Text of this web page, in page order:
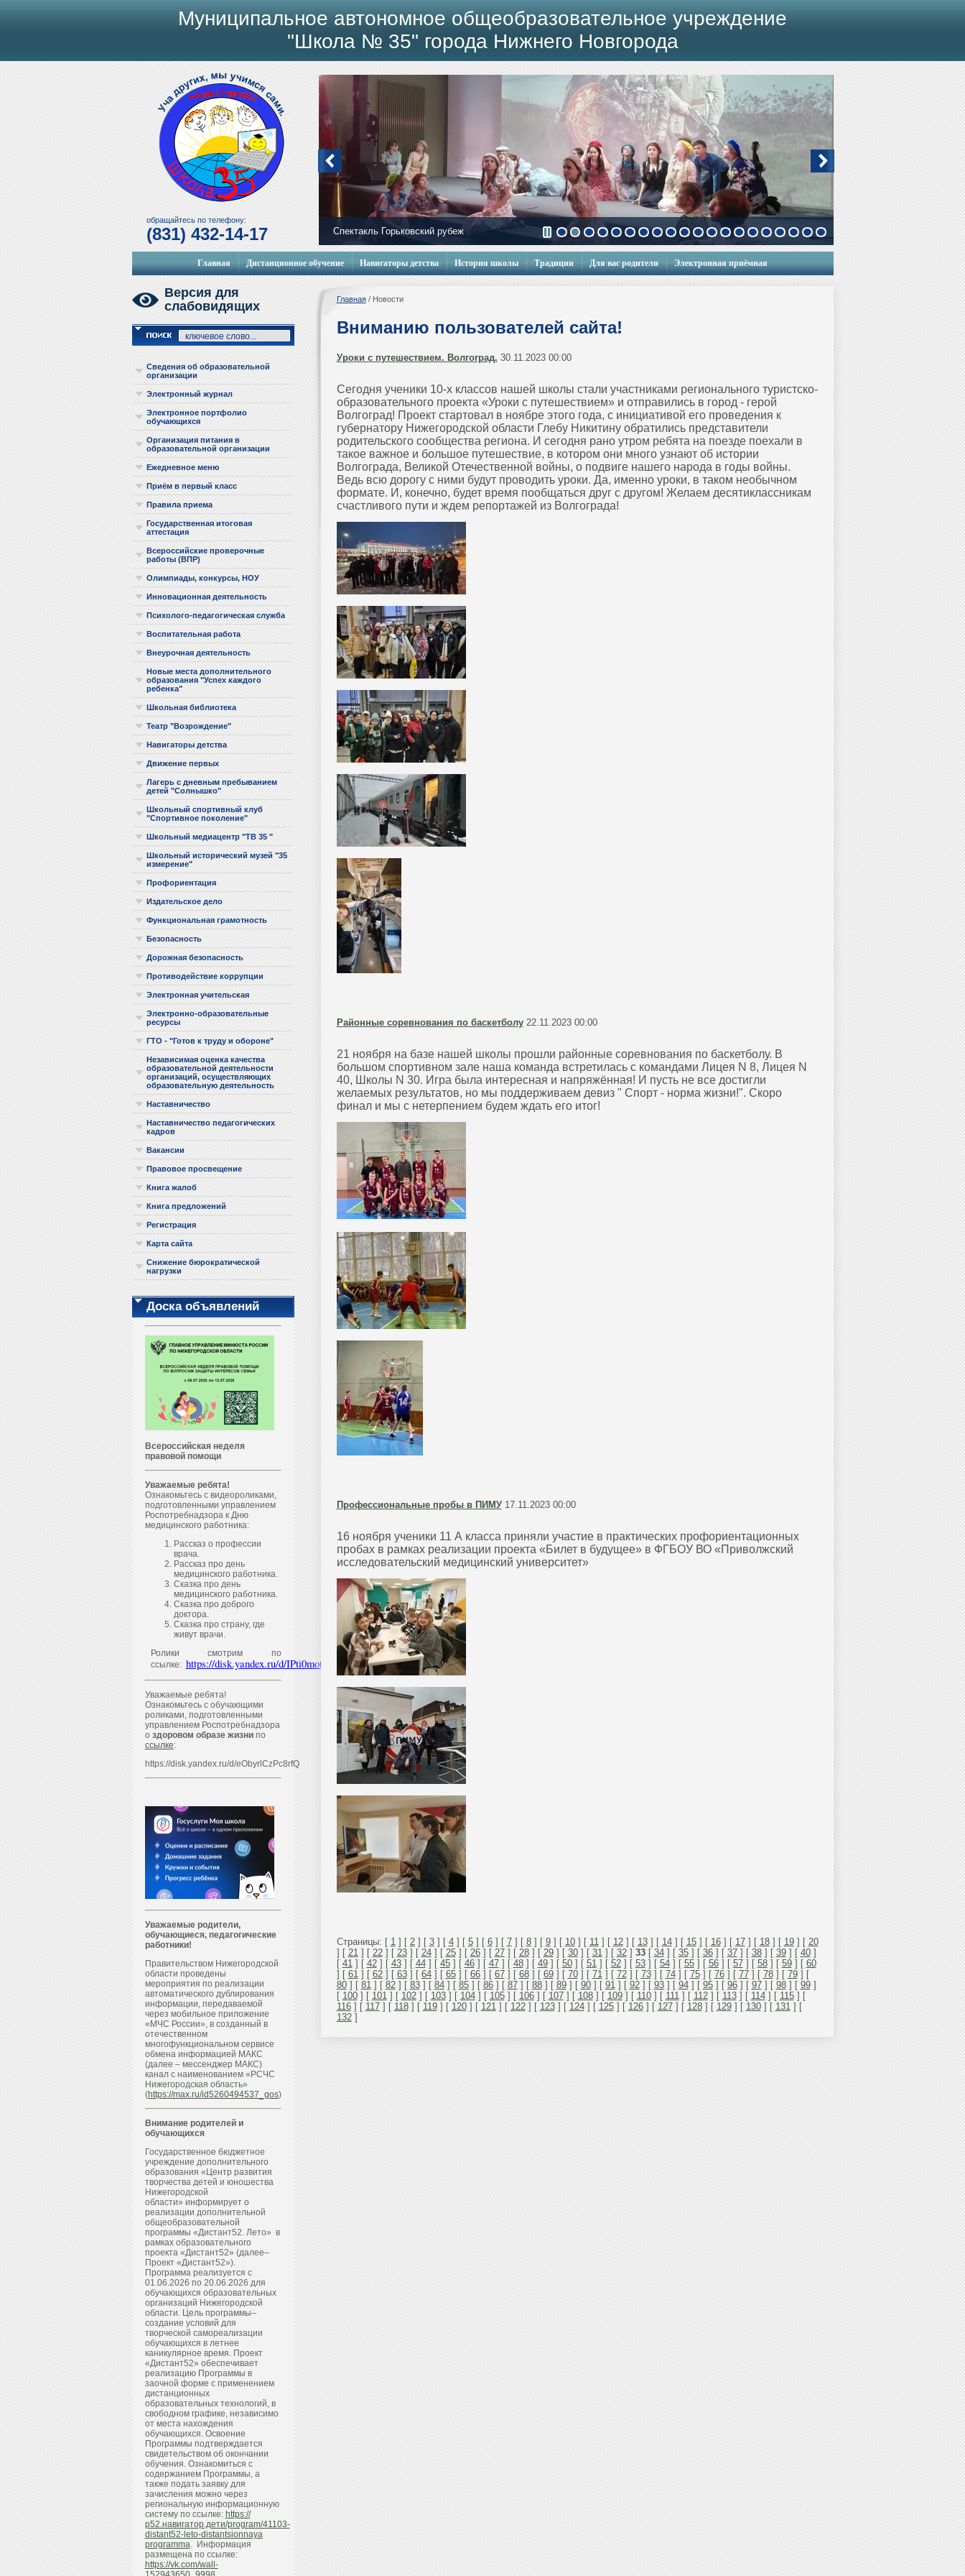
Спектакль Горьковский рубеж
обращайтесь по телефону:
(831) 432-14-17
Муниципальное автономное общеобразовательное учреждение
"Школа № 35" города Нижнего Новгорода
Главная Дистанционное обучение Навигаторы детства История школы Традиции Для вас родители Электронная приёмная
Версия для
слабовидящих
Сведения об образовательной
организации
Электронный журнал
Электронное портфолио
обучающихся
Организация питания в
образовательной организации
Ежедневное меню
Приём в первый класс
Правила приема
Государственная итоговая
аттестация
Всероссийские проверочные
работы (ВПР)
Олимпиады, конкурсы, НОУ
Инновационная деятельность
Психолого-педагогическая служба
Воспитательная работа
Внеурочная деятельность
Новые места дополнительного
образования "Успех каждого
ребенка"
Школьная библиотека
Театр "Возрождение"
Навигаторы детства
Движение первых
Лагерь с дневным пребыванием
детей "Солнышко"
Школьный спортивный клуб
"Спортивное поколение"
Школьный медиацентр "ТВ 35 "
Школьный исторический музей "35
измерение"
Профориентация
Издательское дело
Функциональная грамотность
Безопасность
Дорожная безопасность
Противодействие коррупции
Электронная учительская
Электронно-образовательные
ресурсы
ГТО - "Готов к труду и обороне"
Независимая оценка качества
образовательной деятельности
организаций, осуществляющих
образовательную деятельность
Наставничество
Наставничество педагогических
кадров
Вакансии
Правовое просвещение
Книга жалоб
Книга предложений
Регистрация
Карта сайта
Снижение бюрократической
нагрузки
Доска объявлений
Всероссийская неделя
правовой помощи
Уважаемые ребята!
Ознакомьтесь с видеороликами,
подготовленными управлением
Роспотребнадзора к Дню
медицинского работника:
Рассказ о профессии
врача.
Рассказ про день
медицинского работника.
Сказка про день
медицинского работника.
Сказка про доброго
доктора.
Сказка про страну, где
живут врачи.
Ролики смотрим по
ссылке: https://disk.yandex.ru/d/IPti0motQ4QhYQ
Уважаемые ребята!
Ознакомьтесь с обучающими
роликами, подготовленными
управлением Роспотребнадзора
о здоровом образе жизнипо
ссылке:
https://disk.yandex.ru/d/eObyrlCzPc8rfQ
Уважаемые родители,
обучающиеся, педагогические
работники!
Правительством Нижегородской
области проведены
мероприятия по реализации
автоматического дублирования
информации, передаваемой
через мобильное приложение
«МЧС России», в созданный в
отечественном
многофункциональном сервисе
обмена информацией МАКС
(далее – мессенджер МАКС)
канал с наименованием «РСЧС
Нижегородская область»
(https://max.ru/id5260494537_gos)
Внимание родителей и
обучающихся
Государственное бюджетное
учреждение дополнительного
образования «Центр развития
творчества детей и юношества
Нижегородской
области» информирует о
реализации дополнительной
общеобразовательной
программы «Дистант52. Лето» в
рамках образовательного
проекта «Дистант52» (далее–
Проект «Дистант52»).
Программа реализуется с
01.06.2026 по 20.06.2026 для
обучающихся образовательных
организаций Нижегородской
области. Цель программы–
создание условий для
творческой самореализации
обучающихся в летнее
каникулярное время. Проект
«Дистант52» обеспечивает
реализацию Программы в
заочной форме с применением
дистанционных
образовательных технологий, в
свободном графике, независимо
от места нахождения
обучающихся. Освоение
Программы подтверждается
свидетельством об окончании
обучения. Ознакомиться с
содержанием Программы, а
также подать заявку для
зачисления можно через
региональную информационную
систему по ссылке: https://
р52.навигатор.дети/program/41103-
distant52-leto-distantsionnaya
programma. Информация
размещена по ссылке:
https://vk.com/wall-
Главная/ Новости
Вниманию пользователей сайта!
Уроки с путешествием. Волгоград. 30.11.2023 00:00
Сегодня ученики 10-х классов нашей школы стали участниками регионального туристско-
образовательного проекта «Уроки с путешествием» и отправились в город - герой
Волгоград! Проект стартовал в ноябре этого года, с инициативой его проведения к
губернатору Нижегородской области Глебу Никитину обратились представители
родительского сообщества региона. И сегодня рано утром ребята на поезде поехали в
такое важное и большое путешествие, в котором они много узнают об истории
Волгограда, Великой Отечественной войны, о подвиге нашего народа в годы войны.
Ведь всю дорогу с ними будут проводить уроки. Да, именно уроки, в таком необычном
формате. И, конечно, будет время пообщаться друг с другом! Желаем десятиклассникам
счастливого пути и ждем репортажей из Волгограда!
Районные соревнования по баскетболу22.11.2023 00:00
21 ноября на базе нашей школы прошли районные соревнования по баскетболу. В
большом спортивном зале наша команда встретилась с командами Лицея N 8, Лицея N
40, Школы N 30. Игра была интересная и напряжённая! И пусть не все достигли
желаемых результатов, но мы поддерживаем девиз " Спорт - норма жизни!". Скоро
финал и мы с нетерпением будем ждать его итог!
Профессиональные пробы в ПИМУ17.11.2023 00:00
16 ноября ученики 11 А класса приняли участие в практических профориентационных
пробах в рамках реализации проекта «Билет в будущее» в ФГБОУ ВО «Приволжский
исследовательский медицинский университет»
Страницы: [ 1 ] [ 2] [ 3] [ 4] [ 5] [ 6] [ 7] [ 8] [ 9] [ 10] [ 11 ] [ 12] [ 13] [ 14] [ 15] [ 16] [ 17] [ 18] [ 19] [ 20
] [ 21 ] [ 22] [ 23] [ 24] [ 25] [ 26] [ 27] [ 28] [ 29] [ 30] [ 31 ] [ 32] 33[ 34] [ 35] [ 36] [ 37] [ 38] [ 39] [ 40]
[ 41 ] [ 42] [ 43] [ 44] [ 45] [ 46] [ 47] [ 48] [ 49] [ 50] [ 51 ] [ 52] [ 53] [ 54] [ 55] [ 56] [ 57] [ 58] [ 59] [ 60
] [ 61 ] [ 62] [ 63] [ 64] [ 65] [ 66] [ 67] [ 68] [ 69] [ 70] [ 71 ] [ 72] [ 73] [ 74] [ 75] [ 76] [ 77] [ 78] [ 79] [
80] [ 81 ] [ 82] [ 83] [ 84] [ 85] [ 86] [ 87] [ 88] [ 89] [ 90] [ 91 ] [ 92] [ 93] [ 94] [ 95] [ 96] [ 97] [ 98] [ 99]
[ 100] [ 101 ] [ 102] [ 103] [ 104] [ 105] [ 106] [ 107] [ 108] [ 109] [ 110] [ 111 ] [ 112] [ 113] [ 114] [ 115] [
116] [ 117] [ 118] [ 119] [ 120] [ 121 ] [ 122] [ 123] [ 124] [ 125] [ 126] [ 127] [ 128] [ 129] [ 130] [ 131 ] [
132]